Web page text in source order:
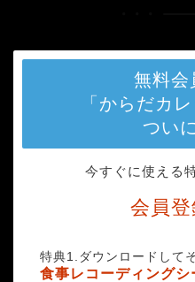
無料会
「からだカ
つい
今すぐに使える
会員登
特典1.ダウンロードして
食事レコーディングシ